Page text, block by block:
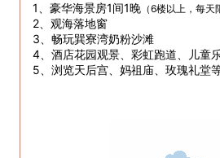
1、豪华海景房1间1晚 （6楼以上，每天
2、观海落地窗
3、畅玩巽寮湾奶粉沙滩
4、酒店花园观景、彩虹跑道、儿童
5、浏览天后宫、妈祖庙、玫瑰礼堂